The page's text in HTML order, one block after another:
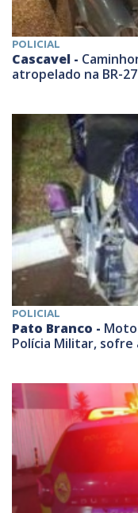
POLICIAL
Cascavel -
atropelado na BR-
POLICIAL
Pato Branco -
Polícia Militar,